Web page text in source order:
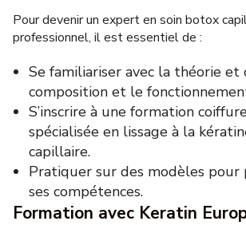
Pour devenir un expert en soin botox
professionnel, il est essentiel de :
Se familiariser avec la théorie et
composition et le
S’inscrire à une formation
spécialisée en lissage à la
capillaire.
Pratiquer sur des modèles pour
ses compétences.
Formation avec Keratin